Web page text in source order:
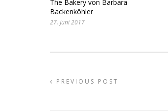
The Bakery von Barbara
Backenköhler
27. Juni 2017
PREVIOUS POST